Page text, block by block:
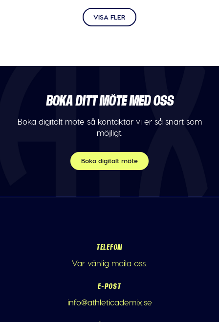
VISA FLER
BOKA DITT MÖTE MED OSS
Boka digitalt möte så kontaktar vi er så snart som
möjligt.
Boka digitalt möte
TELEFON
Var vänlig maila oss.
E-POST
info@athleticademix.se